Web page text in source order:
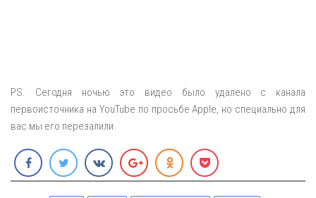
PS. Сегодня ночью это видео было удалено с канала
первоисточника на YouTube по просьбе Apple, но специально для
вас мы его перезалили.